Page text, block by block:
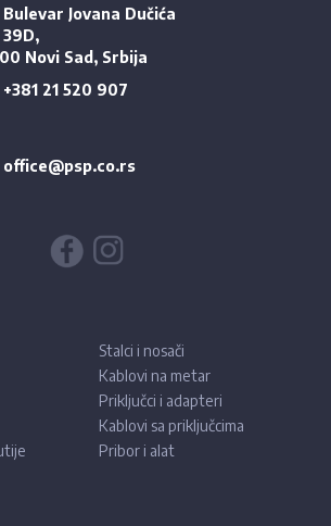
Bulevar Jovana Dučića
39D,
Novi Sad, Srbija
+381 21 520 907
office@psp.co.rs
Stalci i nosači
Kablovi na metar
Priključci i adapteri
Kablovi sa priključcima
Pribor i alat